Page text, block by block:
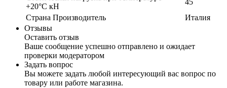
+20°С кН
45
Страна Производитель
Италия
Отзывы
Оставить отзыв
Ваше сообщение успешно отправлено и ожидает
проверки модератором
Задать вопрос
Вы можете задать любой интересующий вас вопрос по
товару или работе магазина.